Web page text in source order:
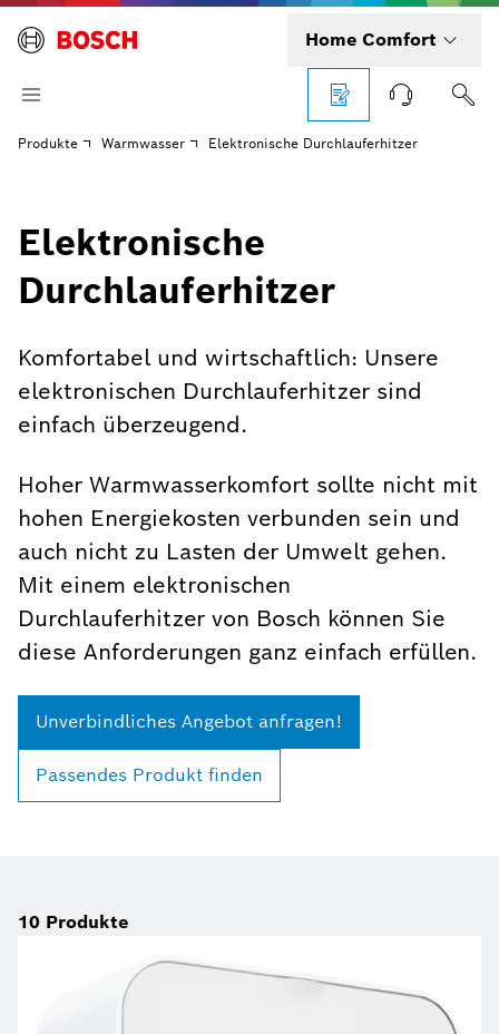
Home Comfort
Produkte Warmwasser Elektronische Durchlauferhitzer
Elektronische
Durchlauferhitzer
Komfortabel und wirtschaftlich: Unsere
elektronischen Durchlauferhitzer sind
einfach überzeugend.
Hoher Warmwasserkomfort sollte nicht mit
hohen Energiekosten verbunden sein und
auch nicht zu Lasten der Umwelt gehen.
Mit einem elektronischen
Durchlauferhitzer von Bosch können Sie
diese Anforderungen ganz einfach erfüllen.
Unverbindliches Angebot anfragen!
Passendes Produkt finden
10 Produkte